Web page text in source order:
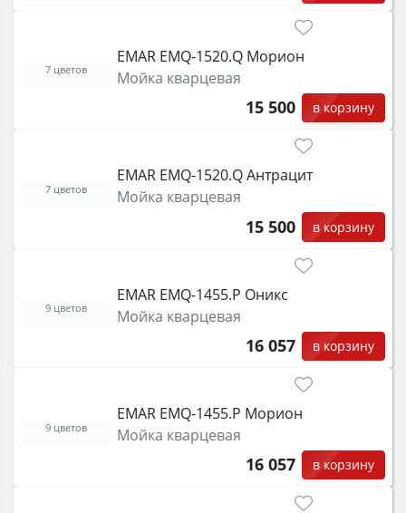
EMAR EMQ-1520.Q Морион
Мойка кварцевая
15 500 в корзину
7 цветов
EMAR EMQ-1520.Q Антрацит
Мойка кварцевая
15 500 в корзину
7 цветов
EMAR EMQ-1455.P Оникс
Мойка кварцевая
16 057 в корзину
9 цветов
EMAR EMQ-1455.P Морион
Мойка кварцевая
16 057 в корзину
9 цветов